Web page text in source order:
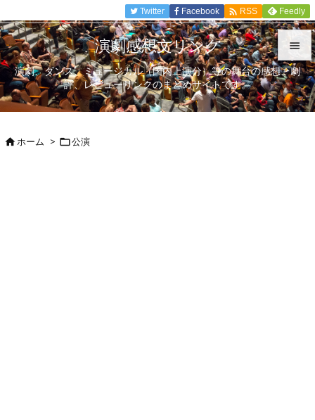


メニュ

Twitter Facebook  RSS Feedly
演劇感想文リンク
演劇、ダンス、ミュージカル（国内上演分）等の舞台の感想、劇
評、レビューリンクのまとめサイトです。
ホーム > 公演